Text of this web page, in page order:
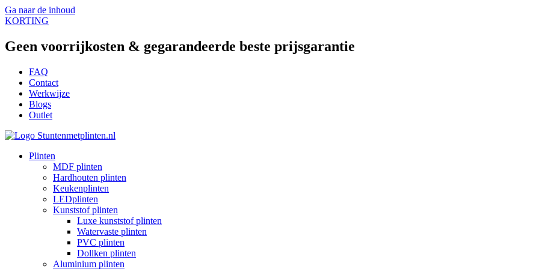
Ga naar de inhoud
KORTING
Geen voorrijkosten & gegarandeerde beste prijsgarantie
FAQ
Contact
Werkwijze
Blogs
Outlet
Plinten
MDF plinten
Hardhouten plinten
Keukenplinten
LEDplinten
Kunststof plinten
Luxe kunststof plinten
Watervaste plinten
PVC plinten
Dollken plinten
Aluminium plinten